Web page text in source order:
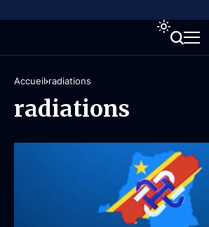
Accueil radiations
radiations